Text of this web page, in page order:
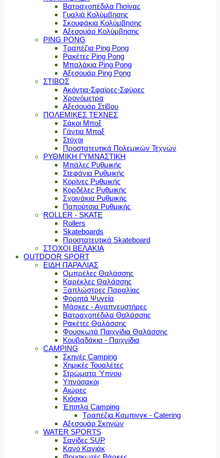
Βατραχοπέδιλα Πισίνας
Γυαλιά Κολύμβησης
Σκουφάκια Κολύμβησης
Αξεσουάρ Κολύμβησης
PING PONG
Τραπέζια Ping Pong
Ρακέτες Ping Pong
Μπαλάκια Ping Pong
Αξεσουάρ Ping Pong
ΣΤΙΒΟΣ
Ακόντια-Σφαίρες-Σφύρες
Χρονόμετρα
Αξεσουάρ Στίβου
ΠΟΛΕΜΙΚΕΣ ΤΕΧΝΕΣ
Σάκοι Μποξ
Γάντια Μποξ
Στόχοι
Προστατευτικά Πολεμικών Τεχνών
ΡΥΘΜΙΚΗ ΓΥΜΝΑΣΤΙΚΗ
Μπάλες Ρυθμικής
Στεφάνια Ρυθμικής
Κορίνες Ρυθμικής
Κορδέλες Ρυθμικής
Σχοινάκια Ρυθμικής
Παπούτσια Ρυθμικής
ROLLER - SKATE
Rollers
Skateboards
Προστατευτικά Skateboard
ΣΤΟΧΟΙ ΒΕΛΑΚΙΑ
OUTDOOR SPORT
ΕΙΔΗ ΠΑΡΑΛΙΑΣ
Ομπρέλες Θαλάσσης
Καρέκλες Θαλάσσης
Ξαπλώστρες Παραλίας
Φορητά Ψυγεία
Μάσκες - Αναπνευστήρες
Βατραχοπέδιλα Θαλάσσης
Ρακέτες Θαλάσσης
Φουσκωτά Παιχνίδια Θαλάσσης
Κουβαδάκια - Παιχνίδια
CAMPING
Σκηνές Camping
Χημικές Τουαλέτες
Στρώματα Ύπνου
Υπνόσακοι
Αιώρες
Κιόσκια
Έπιπλα Camping
Τραπέζια Καμπινγκ - Catering
Αξεσουάρ Σκηνών
WATER SPORTS
Σανίδες SUP
Κανό Καγιάκ